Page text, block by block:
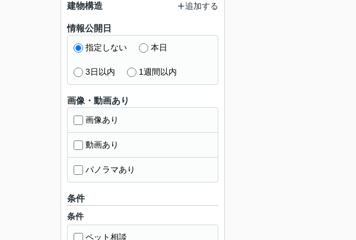
建物構造 追加する
情報公開日
指定しない 本日
3日以内 1週間以内
画像・動画あり
画像あり
動画あり
パノラマあり
条件
条件
ペット相談